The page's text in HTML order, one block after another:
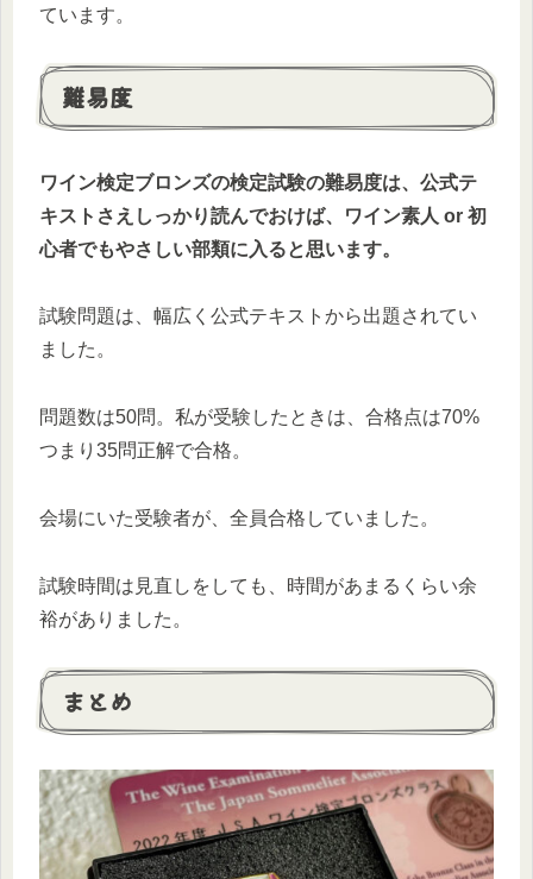
ています。
難易度
ワイン検定ブロンズの検定試験の難易度は、公式テ
キストさえしっかり読んでおけば、ワイン素人 or 初
心者でもやさしい部類に入ると思います。
試験問題は、幅広く公式テキストから出題されてい
ました。
問題数は50問。私が受験したときは、合格点は70%
つまり35問正解で合格。
会場にいた受験者が、全員合格していました。
試験時間は見直しをしても、時間があまるくらい余
裕がありました。
まとめ